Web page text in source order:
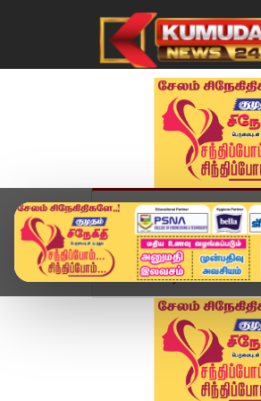
முகப்பு விளையாட்டு
Home வீடியோ ஸ்டோரி